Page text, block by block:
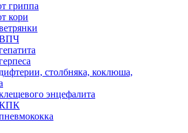
гриппа
кори
ВПЧ
столбняка, коклюша,
энцефалита
КПК